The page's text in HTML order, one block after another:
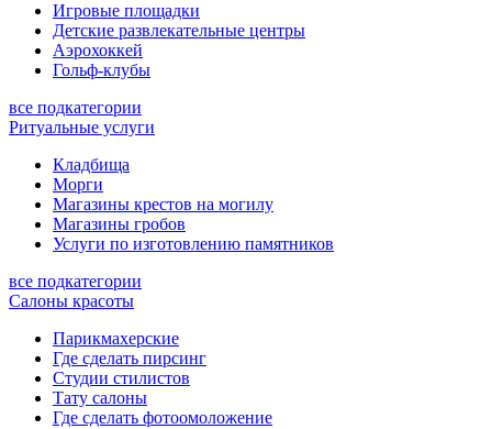
Игровые площадки
Детские развлекательные центры
Аэрохоккей
Гольф-клубы
все подкатегории
Ритуальные услуги
Кладбища
Морги
Магазины крестов на могилу
Магазины гробов
Услуги по изготовлению памятников
все подкатегории
Салоны красоты
Парикмахерские
Где сделать пирсинг
Студии стилистов
Тату салоны
Где сделать фотоомоложение